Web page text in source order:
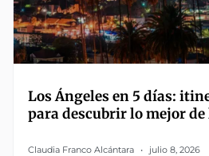
Los Ángeles en 5 días:
para descubrir lo mejor de
Claudia Franco Alcántara julio 8, 2026